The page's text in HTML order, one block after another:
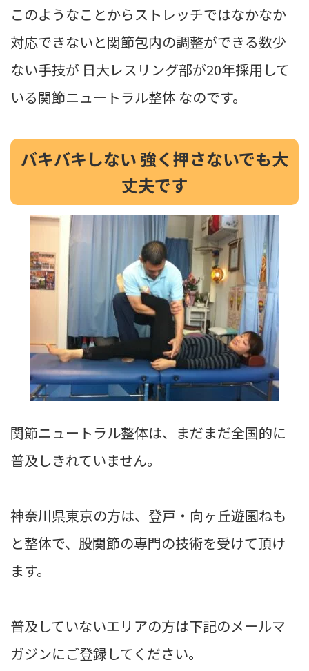
このようなことからストレッチではなかなか
対応できないと関節包内の調整ができる数少
ない手技が 日大レスリング部が20年採用して
いる関節ニュートラル整体 なのです。
バキバキしない 強く押さないでも大
丈夫です
関節ニュートラル整体は、まだまだ全国的に
普及しきれていません。
神奈川県東京の方は、 登戸・向ヶ丘遊園ねも
と整体で、股関節の専門の技術を受けて頂け
ます。
普及していないエリアの方は下記のメールマ
ガジンにご登録してください。